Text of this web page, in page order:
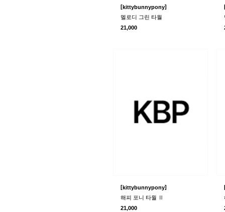
[kittybunnypony]
멜로디 그린 타월
21,000
[kittybunnypony]
해피 포니 타월 Ⅱ
21,000